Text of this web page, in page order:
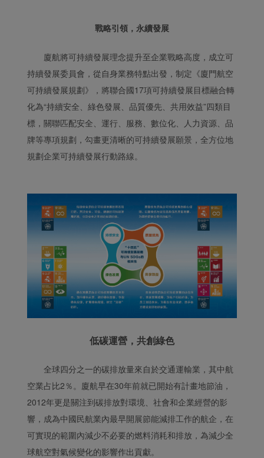
戰略引領，永續發展
廈航將可持續發展理念提升至企業戰略高度，成立可
持續發展委員會，從自身業務特點出發，制定《廈門航空
可持續發展規劃》，將聯合國17項可持續發展目標融合轉
化為“持續安全、綠色發展、品質優先、共用效益”四類目
標，關聯匹配安全、運行、服務、數位化、人力資源、品
牌等專項規劃，勾畫更清晰的可持續發展願景，全方位地
規劃企業可持續發展行動路線。
低碳運營，共創綠色
全球四分之一的碳排放量來自於交通運輸業，其中航
空業占比2％。廈航早在30年前就已開始有計畫地節油，
2012年更是關注到碳排放對環境、社會和企業經營的影
響，成為中國民航業內最早開展節能減排工作的航企，在
可實現的範圍內減少不必要的燃料消耗和排放，為減少全
球航空對氣候變化的影響作出貢獻。